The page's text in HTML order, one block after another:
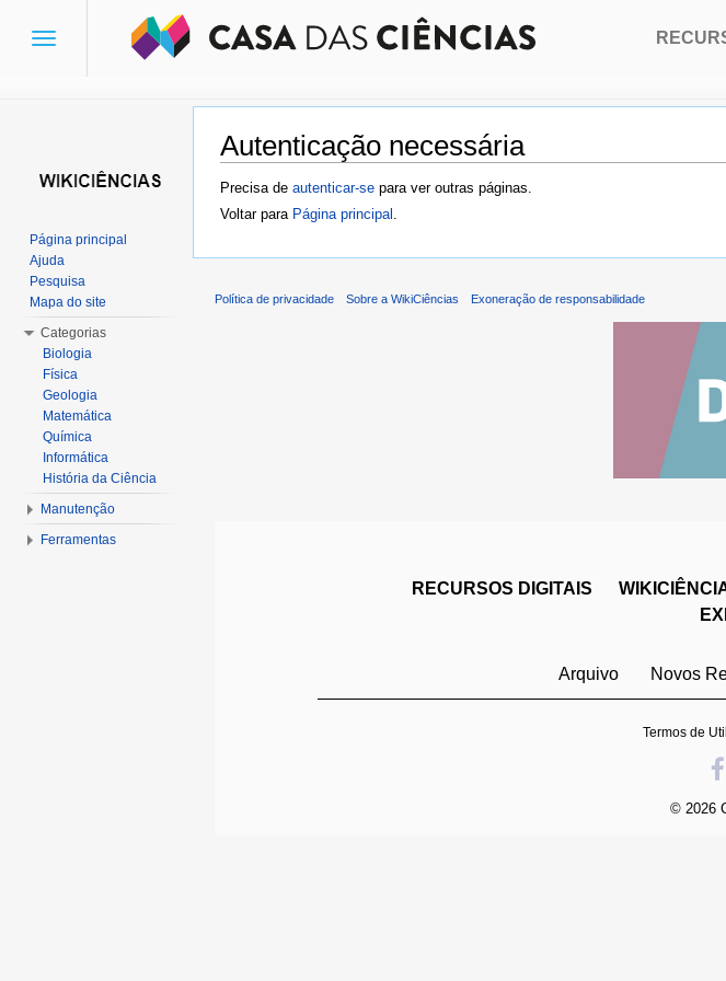
Autenticação necessária
Ir para:navegação,pesquisa
Precisa de autenticar-se para ver outras páginas.
Voltar para Página principal
Toggle
Página principal
Ajuda
Pesquisa
Mapa do site
Categorias
Biologia
Física
Geologia
Matemática
Química
Informática
História da Ciência
Manutenção
Ferramentas
Política de privacidade Sobre a WikiCiências Exoneração de responsabilidade
RECURSOS DIGITAIS
Arquivo Novos
Termos de
© 2026